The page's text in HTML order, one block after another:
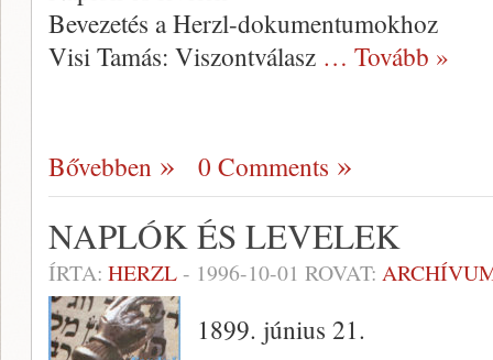
Bevezetés a Herzl-dokumentumokhoz
Visi Tamás: Viszontválasz … Tovább »
Bővebben 0 Comments
NAPLÓK ÉS LEVELEK
ÍRTA: HERZL- 1996-10-01 ROVAT:
1899. június 21.